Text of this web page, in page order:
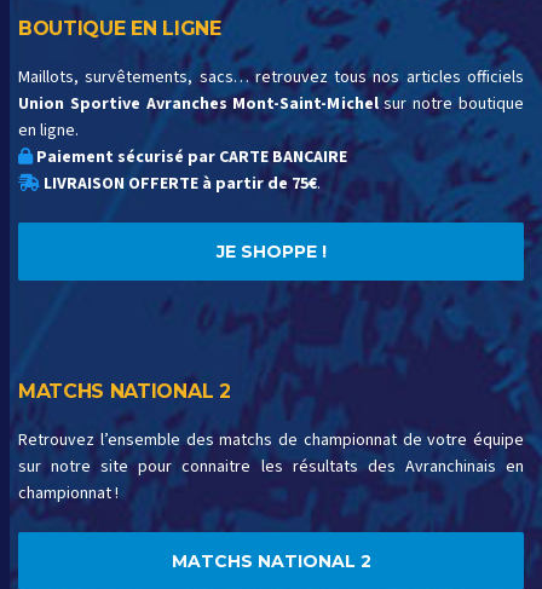
BOUTIQUE EN LIGNE
Maillots, survêtements, sacs… retrouvez tous nos articles officiels
Union Sportive Avranches Mont-Saint-Michelsur notre boutique
en ligne.
Paiement sécurisé par CARTE BANCAIRE
LIVRAISON OFFERTE à partir de 75€.
JE SHOPPE !
MATCHS NATIONAL 2
Retrouvez l’ensemble des matchs de championnat de votre équipe
sur notre site pour connaitre les résultats des Avranchinais en
championnat !
MATCHS NATIONAL 2